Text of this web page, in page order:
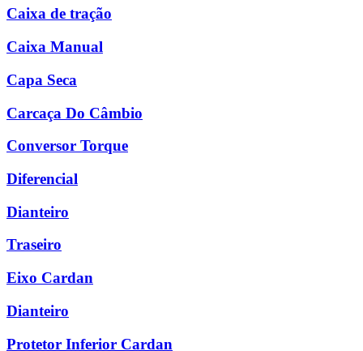
Caixa de tração
Caixa Manual
Capa Seca
Carcaça Do Câmbio
Conversor Torque
Diferencial
Dianteiro
Traseiro
Eixo Cardan
Dianteiro
Protetor Inferior Cardan